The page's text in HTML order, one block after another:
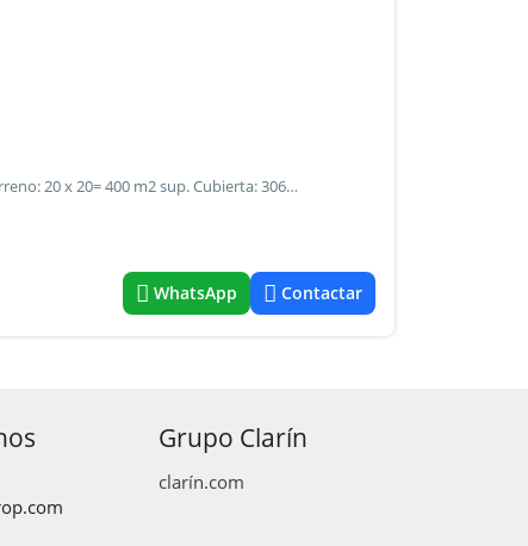
Ubicación: esquina de av. Ferreyra y centenario. Sup. De terreno: 20 x 20= 400 m2 sup. Cubierta: 306,58 m2 sup. Semicub: 17,70 m2 construcción de material en regular estado con pisos de mosaicos, techo de chapa de cinc, cielorrasos de machimbre de madera y chapadur, aberturas de madera con postigos y rejas. Compuesta por salón amplio, depósito, 4 habitaciones, living, cocina, comedor, baño. Galponcito de material. Galería. Servicios: calle de ripio, energía eléctrica, agua, cloaca, alumbrado público.
WhatsApp Contactar
Grupo Clarín
clarín.com